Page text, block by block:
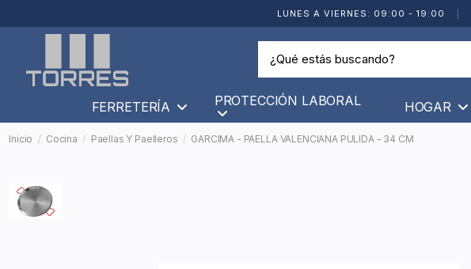
LUNES A VIERNES: 09:00 - 19:00
FERRETERÍA PROTECCIÓN LABORAL HOGAR
Inicio Cocina Paellas Y Paelleros GARCIMA - PAELLA VALENCIANA PULIDA - 34 CM